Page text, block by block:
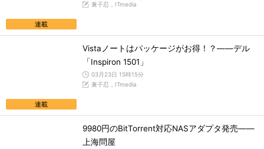
連載
兼子忍，ITmedia
連載
Vistaノートはパッケージがお得！？――デル
「Inspiron 1501」
03月23日 15時15分
兼子忍，ITmedia
9980円のBitTorrent対応NASアダプタ発売――
上海問屋